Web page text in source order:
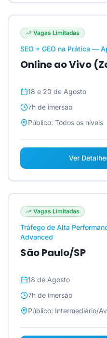
Vagas Limitadas
SEO + GEO na Prática —
Online ao Vivo
18 e 20 de Agosto
7h de imersão
Público: Todos os níveis
Ver
Vagas Limitadas
Tráfego de Alta
Advanced
São Paulo/SP
18 de Agosto
7h de imersão
Público: Intermediário/